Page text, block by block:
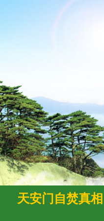
天安门自焚真相